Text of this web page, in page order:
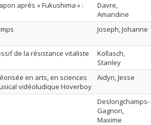
après « Fukushima » :
Davre,
Amandine
Joseph, Johanne
de la résistance vitaliste
Kollasch,
Stanley
en arts, en sciences
vidéoludique Hoverboy
Aidyn, Jesse
Deslongchamps-
Gagnon,
Maxime